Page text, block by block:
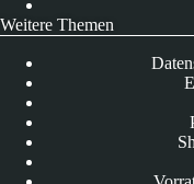
Weitere Themen